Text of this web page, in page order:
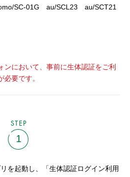
SC-01G au/SCL23 au/SCT21
ンにおいて、事前に生体認証をご利
必要です。
1
を起動し、「生体認証ログイン利用